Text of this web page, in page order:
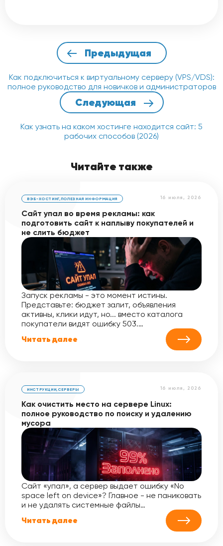
которые предлагает швейцарская
юрисдикция. Для большинства
стандартных проектов это
Предыдущая
Как подключиться к виртуальному серверу (VPS/VDS):
полное руководство для новичков и администраторов
Следующая
Как узнать на каком хостинге находится сайт: 5
рабочих способов (2026)
Читайте также
16 июля, 2026
ВЭБ-ХОСТИНГ,ПОЛЕЗНАЯ ИНФОРМАЦИЯ
Сайт упал во время рекламы: как
подготовить сайт к наплыву покупателей и
не слить бюджет
Запуск рекламы - это момент истины.
Представьте: бюджет залит, объявления
активны, клики идут, но... вместо каталога
покупатели видят ошибку 503.…
Читать далее
16 июля, 2026
ИНСТРУКЦИИ, СЕРВЕРЫ
Как очистить место на сервере Linux:
полное руководство по поиску и удалению
мусора
Сайт «упал», а сервер выдает ошибку «No
space left on device»? Главное - не паниковать
и не удалять системные файлы…
Читать далее